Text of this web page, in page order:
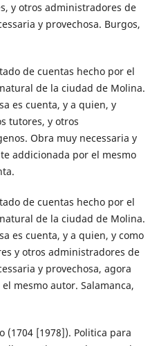
y otros administradores de
y provechosa. Burgos,
de cuentas hecho por el
de la ciudad de Molina.
es cuenta, y a quien, y
tutores, y otros
Obra muy necessaria y
addicionada por el mesmo
de cuentas hecho por el
de la ciudad de Molina.
es cuenta, y a quien, y como
y otros administradores de
y provechosa, agora
mesmo autor. Salamanca,
(1704 [1978]). Politica para